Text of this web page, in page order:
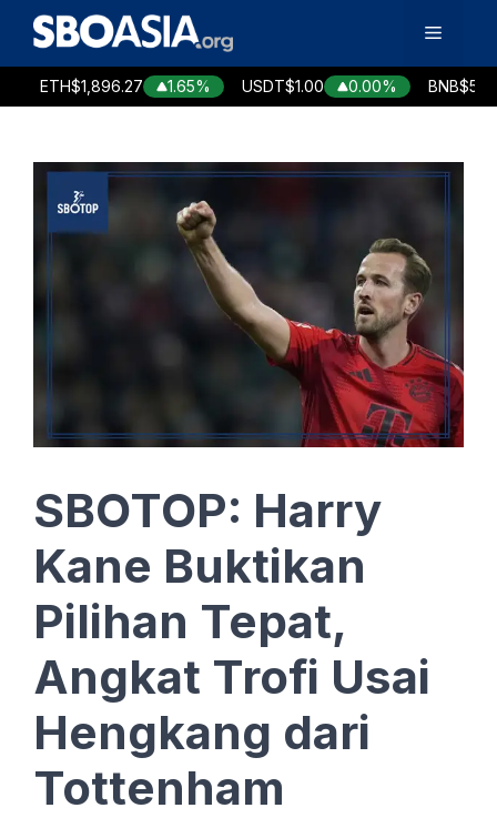
Langsung
isi
Menu
$1,896.27 1.65% USDT$1.00 0.00% BNB $593.72
SBOTOP: Harry
Kane Buktikan
Pilihan Tepat,
Angkat Trofi Usai
Hengkang dari
Tottenham